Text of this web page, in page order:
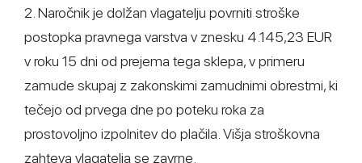
2. Naročnik je dolžan vlagatelju povrniti stroške
postopka pravnega varstva v znesku 4.145,23 EUR
v roku 15 dni od prejema tega sklepa, v primeru
zamude skupaj z zakonskimi zamudnimi obrestmi, ki
tečejo od prvega dne po poteku roka za
prostovoljno izpolnitev do plačila. Višja stroškovna
zahteva vlagatelja se zavrne.